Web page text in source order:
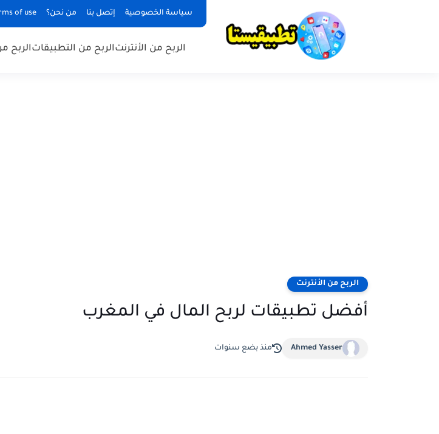
سياسة الخصوصية إتصل بنا من نحن؟ of use
الربح من الأنترنتالربح من التطبيقاتالربح
الربح من الأنترنت
أفضل تطبيقات لربح المال في المغرب
Ahmed Yasser منذ بضع سنوات